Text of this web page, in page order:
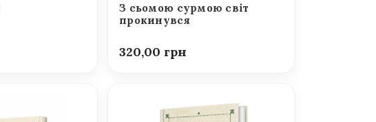
З сьомою сурмою світ
прокинувся
320,00